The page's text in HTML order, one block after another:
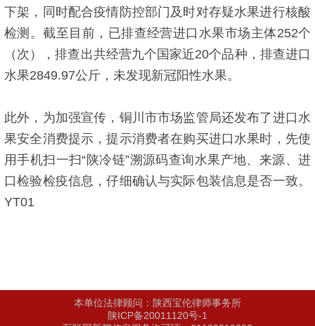
下架，同时配合疫情防控部门及时对存疑水果进行核酸
检测。截至目前，已排查经营进口水果市场主体252个
（次），排查出共经营九个国家近20个品种，排查进口
水果2849.97公斤，未发现新冠阳性水果。
此外，为加强宣传，铜川市市场监管局还发布了进口水
果安全消费提示，提示消费者在购买进口水果时，先使
用手机扫一扫“陕冷链”溯源码查询水果产地、来源、进
口检验检疫信息，仔细确认与实际包装信息是否一致。
YT01
本单位法律顾问：陕西宝伦律师事务所
陕ICP备20011120号-1